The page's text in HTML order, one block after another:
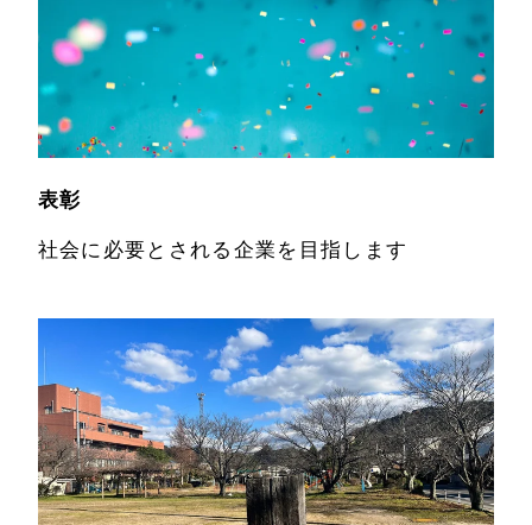
ユニフォームリ
ニューアル
表彰
社会に必要とされる企業を目指します